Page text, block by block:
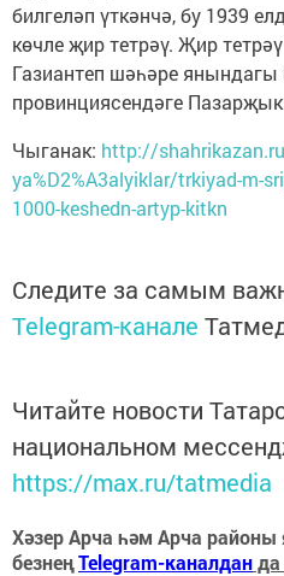
билгеләп үткәнчә, бу 1939
көчле җир тетрәү. Җир
Газиантеп шәһәре
провинциясендәге
Чыганак: http://
ya%D2%A3alyiklar/trkiyad-m-
1000-keshedn-artyp-kitkn
Следите за самым
Telegram-канале
Читайте новости
национальном
https://max.ru/tatmedia
Хәзер Арча һәм Арча
безнеңTelegram-каналданда